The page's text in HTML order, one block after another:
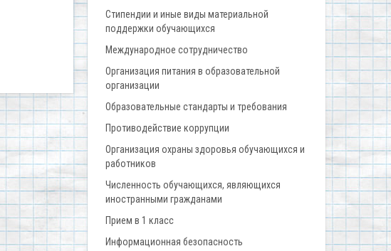
Стипендии и иные виды материальной
поддержки обучающихся
Международное сотрудничество
Организация питания в образовательной
организации
Образовательные стандарты и требования
Противодействие коррупции
Организация охраны здоровья обучающихся и
работников
Численность обучающихся, являющихся
иностранными гражданами
Прием в 1 класс
Информационная безопасность